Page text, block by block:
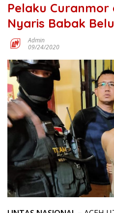
Pelaku Curanmor
Nyaris Babak
Admin
09/24/2020